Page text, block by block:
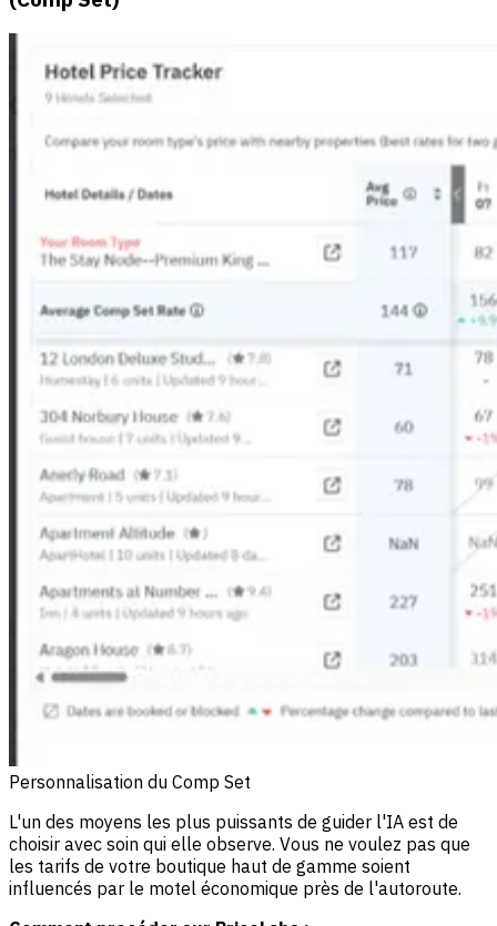
Personnalisation du Comp Set
L'un des moyens les plus puissants de guider l'IA est de
choisir avec soin qui elle observe. Vous ne voulez pas que
les tarifs de votre boutique haut de gamme soient
influencés par le motel économique près de l'autoroute.